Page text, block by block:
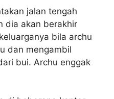
jalan tengah
dia akan berakhir
bila archu
dan mengambil
bui. Archu enggak